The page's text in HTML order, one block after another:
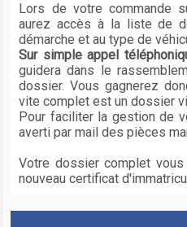
Lors de votre commande
aurez accès à la liste de
démarche et au type de
Sur simple appel
guidera dans le
dossier. Vous gagnerez
vite complet est un dossier
Pour faciliter la gestion de
averti par mail des pièces
Votre dossier complet
nouveau certificat